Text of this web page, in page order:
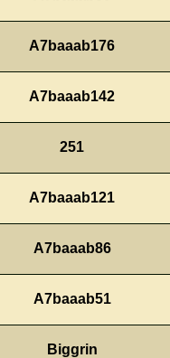
A7baaab176
A7baaab142
A7baaab121
A7baaab86
A7baaab51